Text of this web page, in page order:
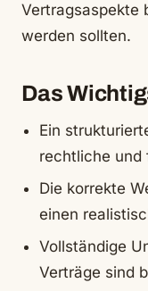
Vertragsaspekte
werden sollten.
Das
Ein
rechtliche und
Die korrekte
einen
Vollständige
Verträge sind